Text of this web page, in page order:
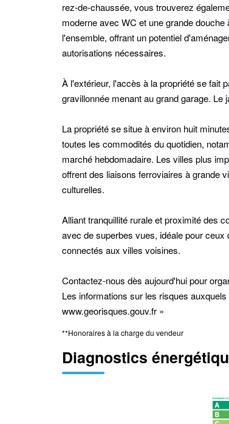
rez-de-chaussée, vous trouverez
moderne avec WC et une grande
l'ensemble, offrant un potentiel
autorisations nécessaires.
À l'extérieur, l'accès à la propriété se fait
gravillonnée menant au grand garage. Le
La propriété se situe à environ huit
toutes les commodités du quotidien,
marché hebdomadaire. Les villes plus
offrent des liaisons ferroviaires à grande
culturelles.
Alliant tranquillité rurale et proximité des
avec de superbes vues, idéale pour
connectés aux villes voisines.
Contactez-nous dès aujourd'hui pour
Les informations sur les risques
www.georisques.gouv.fr »
**Honoraires à la charge du vendeur
Diagnostics